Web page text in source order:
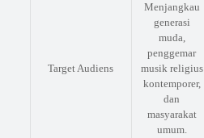
Target Audiens
Menjangkau
generasi
muda,
penggemar
musik religius
kontemporer,
dan
masyarakat
umum.